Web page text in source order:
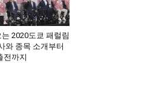
2020도쿄 패럴림
와 종목 소개부터
전까지